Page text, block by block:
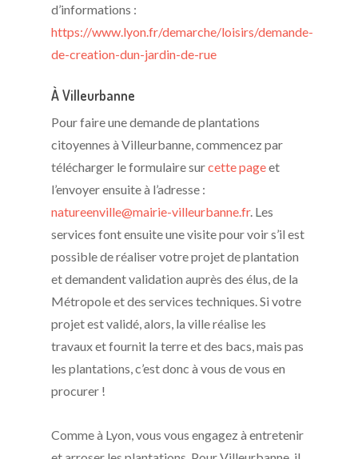
d’informations :
https://www.lyon.fr/demarche/loisirs/demande-
de-creation-dun-jardin-de-rue
À Villeurbanne
Pour faire une demande de plantations
citoyennes à Villeurbanne, commencez par
télécharger le formulaire surcette pageet
l’envoyer ensuite à l’adresse :
natureenville@mairie-villeurbanne.fr. Les
services font ensuite une visite pour voir s’il est
possible de réaliser votre projet de plantation
et demandent validation auprès des élus, de la
Métropole et des services techniques. Si votre
projet est validé, alors, la ville réalise les
travaux et fournit la terre et des bacs, mais pas
les plantations, c’est donc à vous de vous en
procurer !
Comme à Lyon, vous vous engagez à entretenir